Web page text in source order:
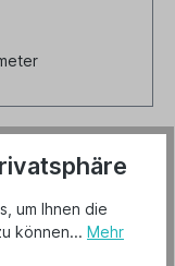
um Ihnen die
können... Mehr